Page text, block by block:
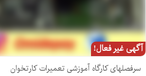
آگهی غیر فعال!
سرفصلهای کارگاه آموزشی تعمیرات کارتخوان